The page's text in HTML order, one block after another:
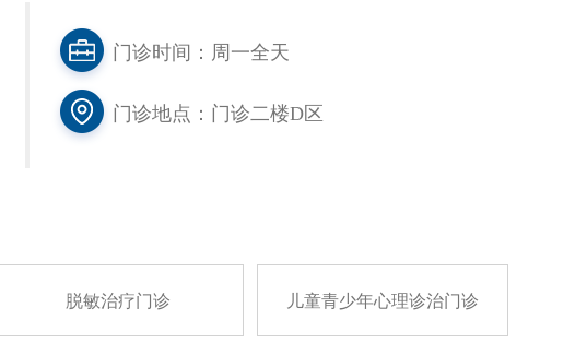
门诊时间：周一全天
门诊地点：门诊二楼D区
脱敏治疗门诊 儿童青少年心理诊治门诊